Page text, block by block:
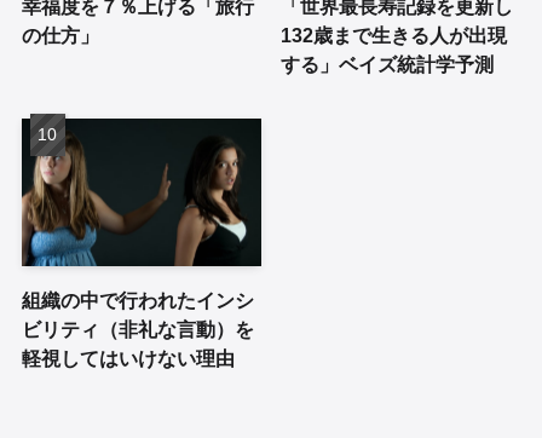
幸福度を７％上げる「旅行
の仕方」
「世界最長寿記録を更新し
132歳まで生きる人が出現
する」ベイズ統計学予測
組織の中で行われたインシ
ビリティ（非礼な言動）を
軽視してはいけない理由